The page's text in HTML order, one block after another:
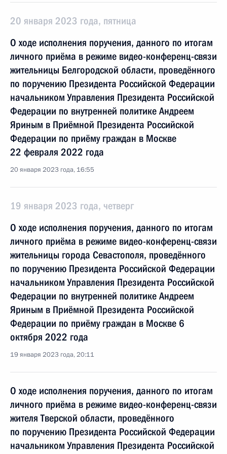
20 января 2023 года, пятница
О ходе исполнения поручения, данного по итогам
личного приёма в режиме видео-конференц-связи
жительницы Белгородской области, проведённого
по поручению Президента Российской Федерации
начальником Управления Президента Российской
Федерации по внутренней политике Андреем
Яриным в Приёмной Президента Российской
Федерации по приёму граждан в Москве
22 февраля 2022 года
20 января 2023 года, 16:55
19 января 2023 года, четверг
О ходе исполнения поручения, данного по итогам
личного приёма в режиме видео-конференц-связи
жительницы города Севастополя, проведённого
по поручению Президента Российской Федерации
начальником Управления Президента Российской
Федерации по внутренней политике Андреем
Яриным в Приёмной Президента Российской
Федерации по приёму граждан в Москве 6
октября 2022 года
19 января 2023 года, 20:11
О ходе исполнения поручения, данного по итогам
личного приёма в режиме видео-конференц-связи
жителя Тверской области, проведённого
по поручению Президента Российской Федерации
начальником Управления Президента Российской